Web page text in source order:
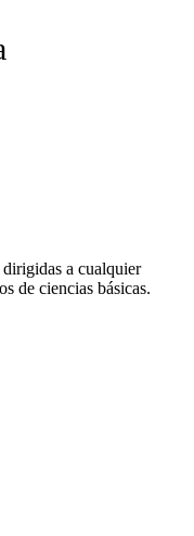
a cualquier
de ciencias básicas.